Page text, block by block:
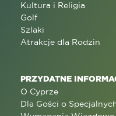
Kultura i Religia
Golf
Szlaki
Atrakcje dla Rodzin
PRZYDATNE
O Cyprze
Dla Gości o